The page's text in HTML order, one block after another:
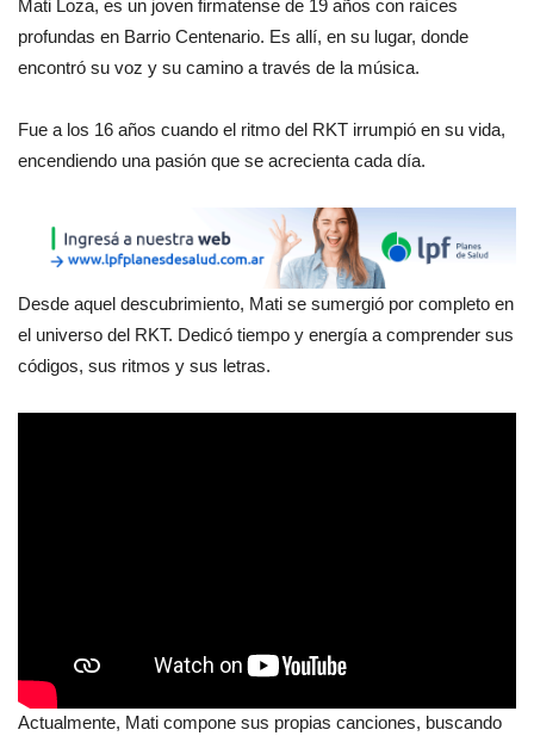
Mati Loza, es un joven firmatense de 19 años con raíces
profundas en Barrio Centenario. Es allí, en su lugar, donde
encontró su voz y su camino a través de la música.
Fue a los 16 años cuando el ritmo del RKT irrumpió en su vida,
encendiendo una pasión que se acrecienta cada día.
Desde aquel descubrimiento, Mati se sumergió por completo en
el universo del RKT. Dedicó tiempo y energía a comprender sus
códigos, sus ritmos y sus letras.
Actualmente, Mati compone sus propias canciones, buscando